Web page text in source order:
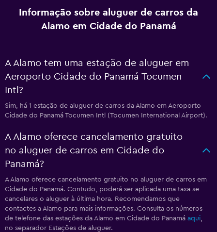
Informação sobre aluguer de carros da
Alamo em Cidade do Panamá
A Alamo tem uma estação de aluguer em
Aeroporto Cidade do Panamá Tocumen
Intl?
Sim, há 1 estação de aluguer de carros da Alamo em Aeroporto
Cidade do Panamá Tocumen Intl (Tocumen International Airport).
A Alamo oferece cancelamento gratuito
no aluguer de carros em Cidade do
Panamá?
A Alamo oferece cancelamento gratuito no aluguer de carros em
Cidade do Panamá. Contudo, poderá ser aplicada uma taxa se
cancelares o aluguer à última hora. Recomendamos que
contactes a Alamo para mais informações. Consulta os números
de telefone das estações da Alamo em Cidade do Panamá aqui,
no separador Estações de aluguer.